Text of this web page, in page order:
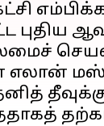
புதிய
எலான்